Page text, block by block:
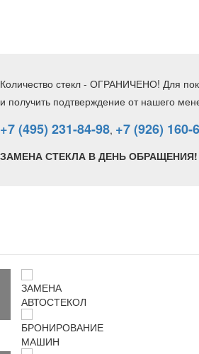
Количество стекл - ОГРАНИЧЕНО! Для
и получить подтверждение от нашего
+7 (495) 231-84-98, +7 (926) 160-
ЗАМЕНА СТЕКЛА В ДЕНЬ ОБРАЩЕНИЯ!